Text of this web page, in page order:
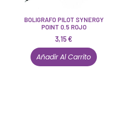
BOLIGRAFO PILOT SYNERGY
POINT 0.5 ROJO
3,15€
Añadir Al Carrito